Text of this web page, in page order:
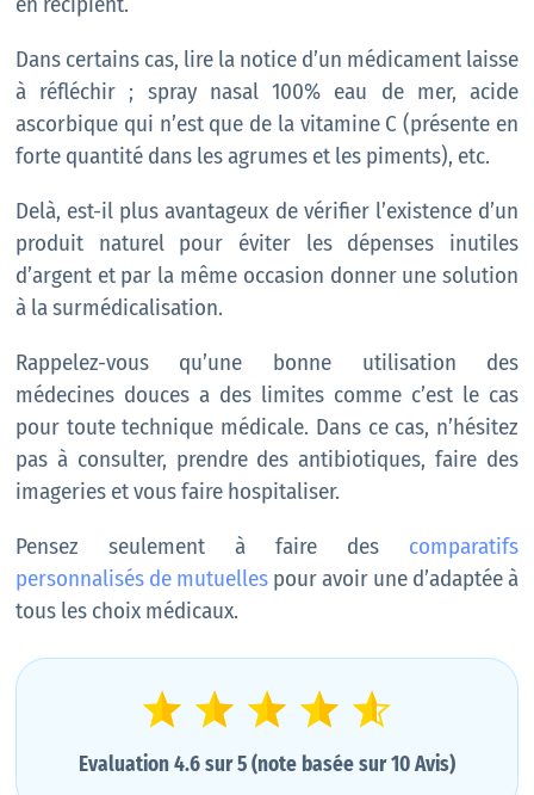
Dans certains cas, lire la notice d’un médicament laisse
à réfléchir ; spray nasal 100% eau de mer, acide
ascorbique qui n’est que de la vitamine C (présente en
forte quantité dans les agrumes et les piments), etc.
Delà, est-il plus avantageux de vérifier l’existence d’un
produit naturel pour éviter les dépenses inutiles
d’argent et par la même occasion donner une solution
à la surmédicalisation.
Rappelez-vous qu’une bonne utilisation des
médecines douces a des limites comme c’est le cas
pour toute technique médicale. Dans ce cas, n’hésitez
pas à consulter, prendre des antibiotiques, faire des
imageries et vous faire hospitaliser.
Pensez seulement à faire des comparatifs
personnalisés de mutuellespour avoir une d’adaptée à
tous les choix médicaux.
Evaluation 4.6 sur 5 (note basée sur 10 Avis)